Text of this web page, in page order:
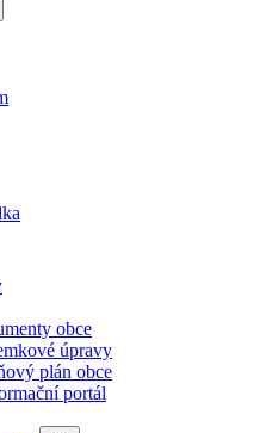
obce
úpravy
plán obce
portál